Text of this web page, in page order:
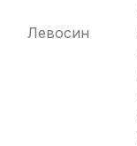
Левосин